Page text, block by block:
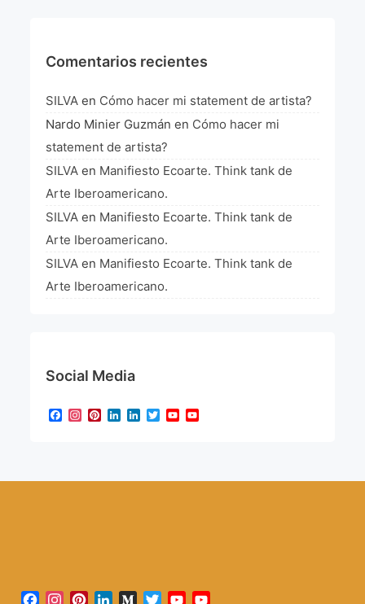
Comentarios recientes
SILVA en Cómo hacer mi statement de artista?
Nardo Minier Guzmán en Cómo hacer mi
statement de artista?
SILVA en Manifiesto Ecoarte. Think tank de
Arte Iberoamericano.
SILVA en Manifiesto Ecoarte. Think tank de
Arte Iberoamericano.
SILVA en Manifiesto Ecoarte. Think tank de
Arte Iberoamericano.
Social Media
Facebook
Instagram
Pinterest
LinkedIn
LinkedIn
TwitterYouTube
Facebook
Instagram
PinterestLinkedInMediumTwitterYouTube